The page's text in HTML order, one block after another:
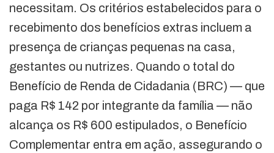
necessitam. Os critérios estabelecidos para o
recebimento dos benefícios extras incluem a
presença de crianças pequenas na casa,
gestantes ou nutrizes. Quando o total do
Benefício de Renda de Cidadania (BRC) — que
paga R$ 142 por integrante da família — não
alcança os R$ 600 estipulados, o Benefício
Complementar entra em ação, assegurando o